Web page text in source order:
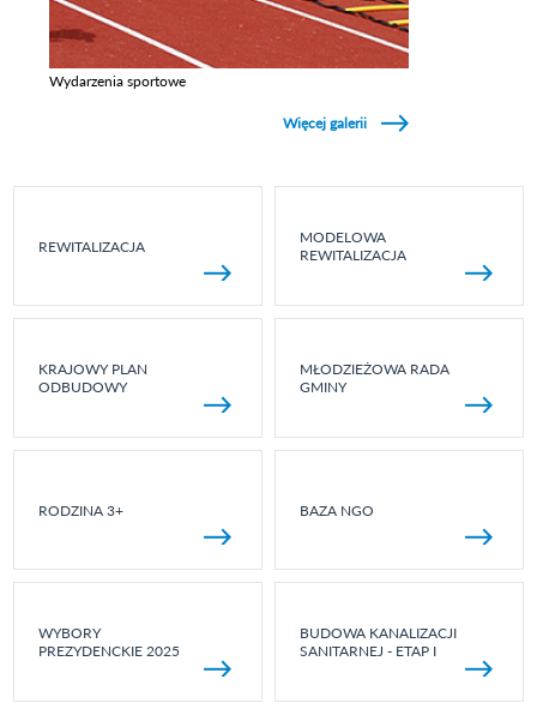
Wydarzenia sportowe
Więcej galerii
REWITALIZACJA
MODELOWA
REWITALIZACJA
KRAJOWY PLAN
ODBUDOWY
MŁODZIEŻOWA RADA
GMINY
RODZINA 3+ BAZA NGO
WYBORY
PREZYDENCKIE 2025
BUDOWA KANALIZACJI
SANITARNEJ - ETAP I